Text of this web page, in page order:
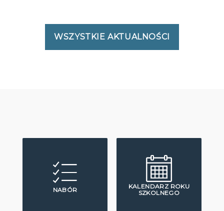
WSZYSTKIE AKTUALNOŚCI
NABÓR
KALENDARZ ROKU
SZKOLNEGO